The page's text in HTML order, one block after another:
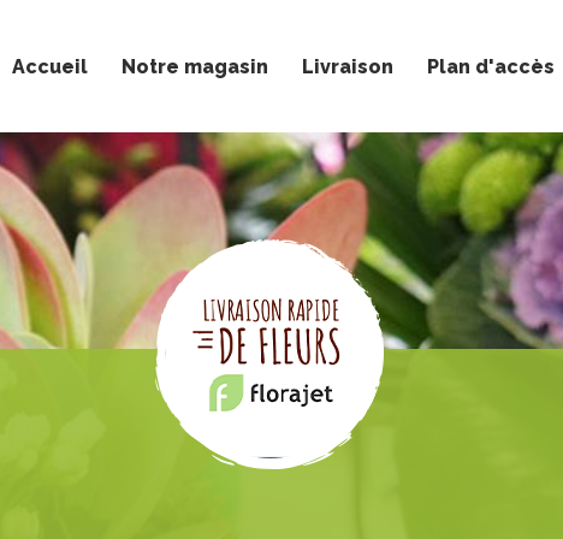
Accueil Notre magasin Livraison Plan d'accès